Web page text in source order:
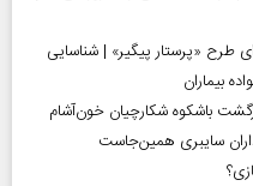
طرح «پرستار پیگیر» | شناسایی
سایبری همین‌جاست